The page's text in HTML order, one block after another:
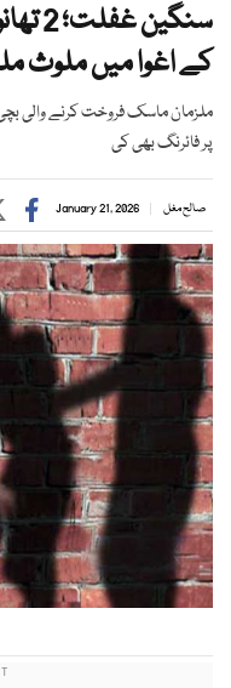
کے اغوا میں ملوث
ملزمان ماسک فروخت کرنے والی
پر فائرنگ بھی کی
صالح مغل January 21, 2026